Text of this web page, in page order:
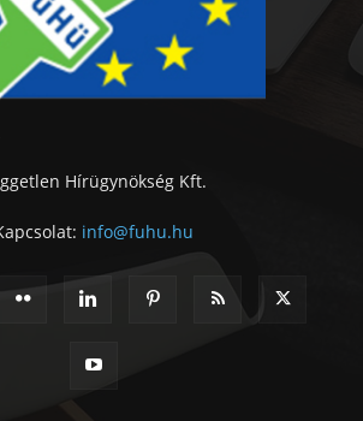
Hírügynökség Kft.
info@fuhu.hu